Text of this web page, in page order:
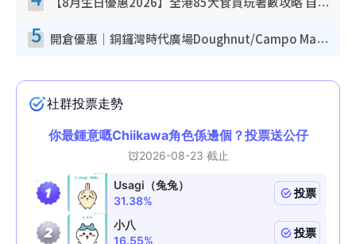
【8月生日優惠2026】全港85大食買玩著數攻略 自助餐/火鍋放題同行免費＋誠品/DONKI送現金券
5 開倉優惠｜銅鑼灣時代廣場Doughnut/Campo Marzio開倉低至1折！背囊、書包、手袋劈價$200起